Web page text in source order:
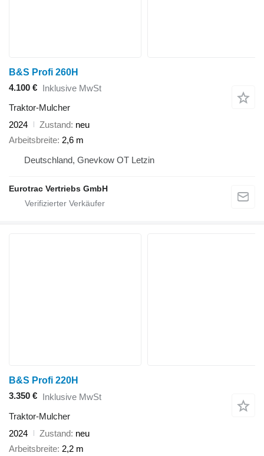
B&S Profi 260H
4.100 € Inklusive MwSt
Traktor-Mulcher
2024
Zustand neu
Arbeitsbreite 2,6 m
Deutschland, Gnevkow OT Letzin
Eurotrac Vertriebs GmbH
B&S Profi 220H
3.350 € Inklusive MwSt
Traktor-Mulcher
2024
Zustand neu
Arbeitsbreite 2,2 m